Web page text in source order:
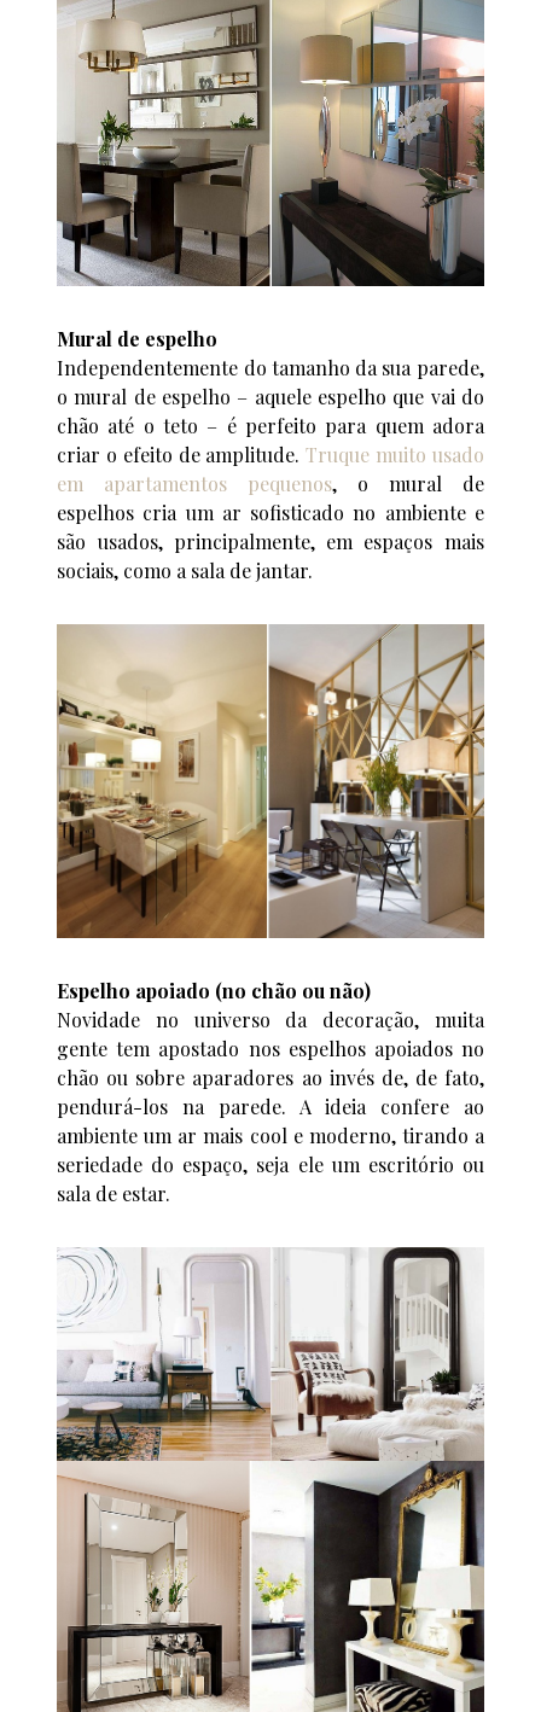
Mural de espelho
Independentemente do tamanho da sua parede,
o mural de espelho – aquele espelho que vai do
chão até o teto – é perfeito para quem adora
criar o efeito de amplitude.Truque muito usado
em apartamentos pequenos, o mural de
espelhos cria um ar sofisticado no ambiente e
são usados, principalmente, em espaços mais
sociais, como a sala de jantar.
Espelho apoiado (no chão ou não)
Novidade no universo da decoração, muita
gente tem apostado nos espelhos apoiados no
chão ou sobre aparadores ao invés de, de fato,
pendurá-los na parede. A ideia confere ao
ambiente um ar mais cool e moderno, tirando a
seriedade do espaço, seja ele um escritório ou
sala de estar.